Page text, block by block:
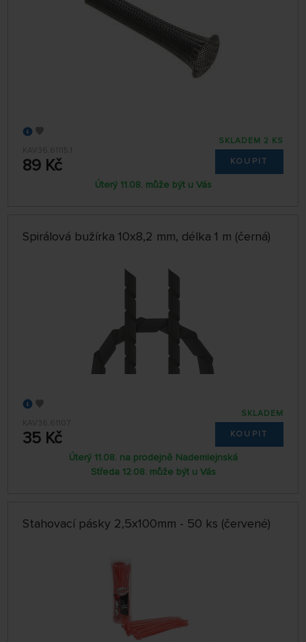
ŘADIT:
NEJPRODÁVANĚJŠÍ
KAV36.61115.1
89 Kč
SKLADEM 2 KS
KOUPIT
Úterý 11.08. může být u Vás
Spirálová bužírka 10x8,2 mm, délka 1 m (černá)
KAV36.61107
35 Kč
SKLADEM
KOUPIT
Úterý 11.08. na prodejně Nademlejnská
Středa 12.08. může být u Vás
Stahovací pásky 2,5x100mm - 50 ks (červené)